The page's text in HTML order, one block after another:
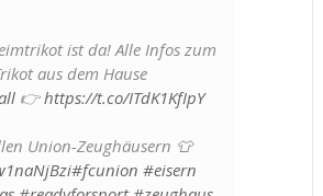
ist da! Alle Infos zum
aus dem Hause
👉https://t.co/ITdK1KfIpY
Union-Zeughäusern 👕
#fcunion #eisern